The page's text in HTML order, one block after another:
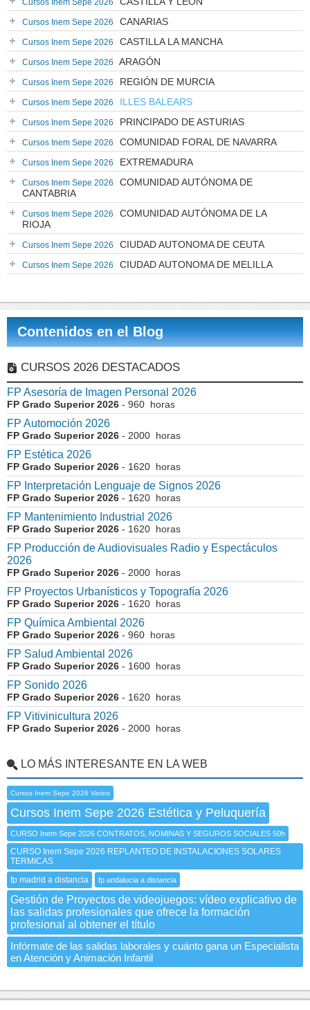
Cursos Inem Sepe 2026
Cursos Inem Sepe 2026 CANARIAS
Cursos Inem Sepe 2026 CASTILLA LA MANCHA
Cursos Inem Sepe 2026 ARAGÓN
Cursos Inem Sepe 2026 REGIÓN DE MURCIA
Cursos Inem Sepe 2026 ILLES BALEARS
Cursos Inem Sepe 2026 PRINCIPADO DE ASTURIAS
Cursos Inem Sepe 2026 COMUNIDAD FORAL DE NAVARRA
Cursos Inem Sepe 2026 EXTREMADURA
Cursos Inem Sepe 2026
COMUNIDAD AUTÓNOMA DE
CANTABRIA
Cursos Inem Sepe 2026
COMUNIDAD AUTÓNOMA DE LA
RIOJA
Cursos Inem Sepe 2026 CIUDAD AUTONOMA DE CEUTA
Cursos Inem Sepe 2026 CIUDAD AUTONOMA DE MELILLA
Contenidos en el Blog
CURSOS 2026 DESTACADOS
FP Asesoría de Imagen Personal 2026
FP Grado Superior 2026 - 960 horas
FP Automoción 2026
FP Grado Superior 2026 - 2000 horas
FP Estética 2026
FP Grado Superior 2026 - 1620 horas
FP Interpretación Lenguaje de Signos 2026
FP Grado Superior 2026 - 1620 horas
FP Mantenimiento Industrial 2026
FP Grado Superior 2026 - 1620 horas
FP Producción de Audiovisuales Radio y Espectáculos
2026
FP Grado Superior 2026 - 2000 horas
FP Proyectos Urbanísticos y Topografía 2026
FP Grado Superior 2026 - 1620 horas
FP Química Ambiental 2026
FP Grado Superior 2026 - 960 horas
FP Salud Ambiental 2026
FP Grado Superior 2026 - 1600 horas
FP Sonido 2026
FP Grado Superior 2026 - 1620 horas
FP Vitivinicultura 2026
FP Grado Superior 2026 - 2000 horas
LO MÁS INTERESANTE EN LA WEB
Cursos Inem Sepe 2026 Varios
Cursos Inem Sepe 2026 Estética y Peluquería
CURSO Inem Sepe 2026 CONTRATOS, NOMINAS Y SEGUROS SOCIALES 50h
CURSO Inem Sepe 2026 REPLANTEO DE INSTALACIONES SOLARES
TERMICAS
fp madrid a distancia
fp andalucia a distancia
Gestión de Proyectos de videojuegos: vídeo explicativo de
las salidas profesionales que ofrece la formación
profesional al obtener el título
Infórmate de las salidas laborales y cuánto gana un Especialista
en Atención y Animación Infantil